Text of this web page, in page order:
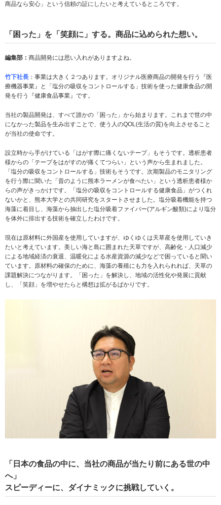
商品なら安心」という信頼の証にしたいと考えているところです。
「困った」を「笑顔に」する。商品に込められた想い。
編集部： 商品開発には思い入れがありますよね。
竹下社長 ：事業は大きく２つあります。オリジナル医療商品の開発を行う『医
療機器事業』と「塩分の吸収をコントロールする」技術を使った健康食品の開
発を行う『健康食品事業』です。
当社の製品開発は、すべて誰かの「困った」から始まります。これまで世の中
になかった製品を生み出すことで、使う人のQOL(生活の質)を向上させること
が当社の使命です。
設立時から手がけている「はがす際に痛くないテープ」もそうです。透析患者
様からの「テープをはがすのが痛くてつらい」という声から生まれました。
「塩分の吸収をコントロールする」技術もそうです。次期製品のモニタリング
を行う際に聞いた「昔のように熊本ラーメンが食べたい」という透析患者様か
らの声がきっかけです。「塩分の吸収をコントロールする健康食品」がつくれ
ないかと、熊本大学との共同研究をスタートさせました。塩分吸着機能を持つ
海藻に着目し、海藻から抽出した塩分吸着ファイバー(アルギン酸類)により塩分
を体外に排出する技術を確立したわけです。
現在は原材料に外国産を使用していますが、ゆくゆくは天草産を使用していき
たいと考えています。美しい海と島に囲まれた天草ですが、高齢化・人口減少
による地域経済の衰退、温暖化による水産資源の減少などで困っていると聞い
ています。原材料の確保のために、海藻の養殖にも力を入れられれば、天草の
課題解決につながります。「困った」を解決し、地域の活性化や発展に貢献
し、「笑顔」を増やせたらと構想は拡がるばかりです。
「日本の食品の中に、当社の商品が当たり前にある世の中
へ」
スピーディーに、ダイナミックに挑戦していく。